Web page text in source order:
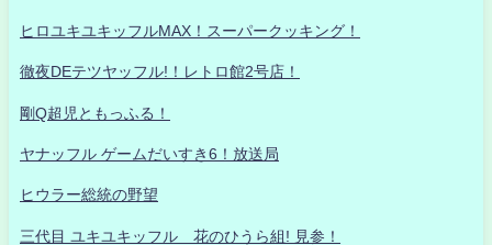
ヒロユキユキッフルMAX！スーパークッキング！
徹夜DEテツヤッフル!！レトロ館2号店！
剛Q超児ともっふる！
ヤナッフル ゲームだいすき6！放送局
ヒウラー総統の野望
三代目 ユキユキッフル 花のひうら組! 見参！